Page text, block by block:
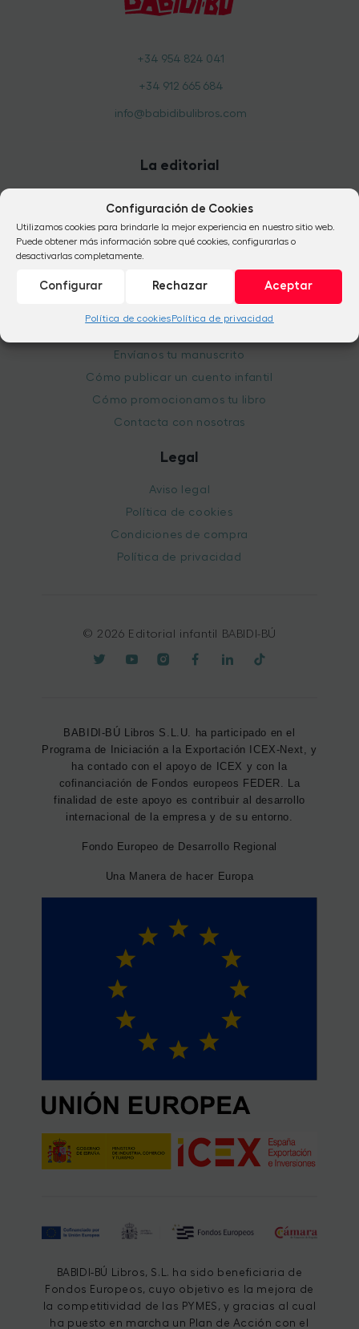
Configuración de Cookies
Utilizamos cookies para brindarle la mejor experiencia en nuestro sitio web.
Puede obtener más información sobre qué cookies, configurarlas o
desactivarlas completamente.
Aceptar
Rechazar
Configurar
Política de cookiesPolítica de privacidad
+34 954 824 041
+34 912 665 684
info@babidibulibros.com
La editorial
Un equipo con alma de mujer
Preguntas Frecuentes
Publica con nosotros
Envíanos tu manuscrito
Cómo publicar un cuento infantil
Cómo promocionamos tu libro
Contacta con nosotras
Legal
Aviso legal
Política de cookies
Condiciones de compra
Política de privacidad
© 2026 Editorial infantil BABIDI-BÚ
BABIDI-BÚ Libros S.L.U. ha participado en el
Programa de Iniciación a la Exportación ICEX-Next, y
ha contado con el apoyo de ICEX y con la
cofinanciación de Fondos europeos FEDER. La
finalidad de este apoyo es contribuir al desarrollo
internacional de la empresa y de su entorno.
Fondo Europeo de Desarrollo Regional
Una Manera de hacer Europa
BABIDI-BÚ Libros, S.L. ha sido beneficiaria de
Fondos Europeos, cuyo objetivo es la mejora de
la competitividad de las PYMES, y gracias al cual
ha puesto en marcha un Plan de Acción con el